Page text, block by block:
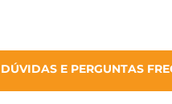
E PERGUNTAS